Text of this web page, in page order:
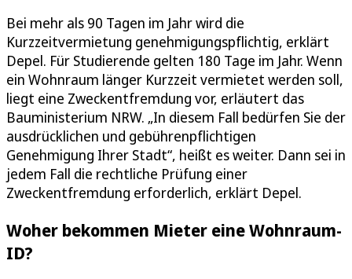
Bei mehr als 90 Tagen im Jahr wird die
Kurzzeitvermietung genehmigungspflichtig, erklärt
Depel. Für Studierende gelten 180 Tage im Jahr. Wenn
ein Wohnraum länger Kurzzeit vermietet werden soll,
liegt eine Zweckentfremdung vor, erläutert das
Bauministerium NRW. „In diesem Fall bedürfen Sie der
ausdrücklichen und gebührenpflichtigen
Genehmigung Ihrer Stadt“, heißt es weiter. Dann sei in
jedem Fall die rechtliche Prüfung einer
Zweckentfremdung erforderlich, erklärt Depel.
Woher bekommen Mieter eine Wohnraum-
ID?